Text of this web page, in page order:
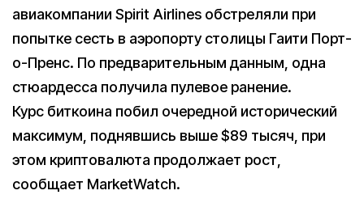
авиакомпании Spirit Airlines обстреляли при
попытке сесть в аэропорту столицы Гаити Порт-
о-Пренс. По предварительным данным, одна
стюардесса получила пулевое ранение.
Курс биткоина побил очередной исторический
максимум, поднявшись выше $89 тысяч, при
этом криптовалюта продолжает рост,
сообщает MarketWatch.